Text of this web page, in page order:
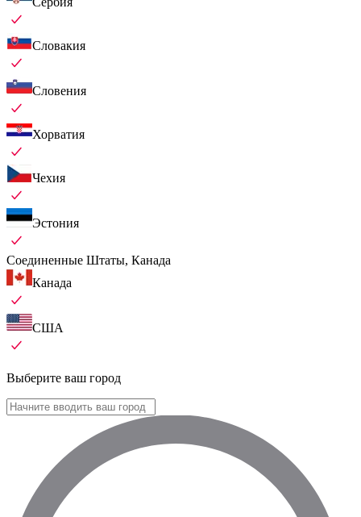
Словакия
Словения
Хорватия
Чехия
Эстония
Соединенные Штаты, Канада
Канада
США
Выберите ваш город